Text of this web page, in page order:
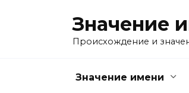
Значение
Происхождение и
Значение имени